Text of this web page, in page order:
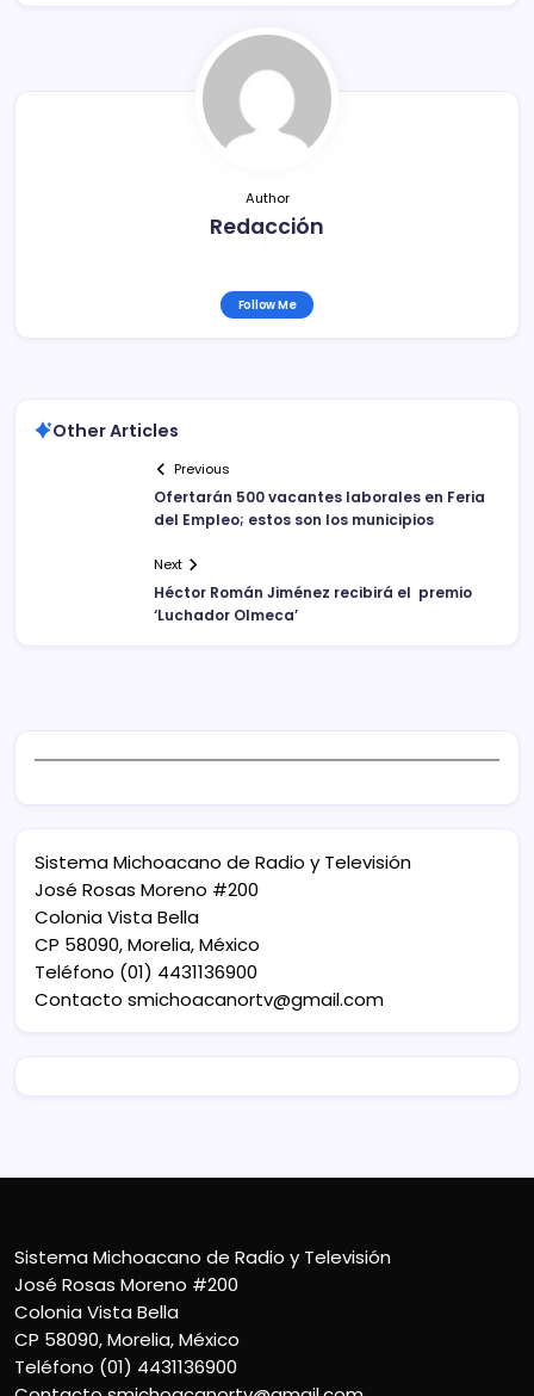
ar
tir
Author
Redacción
Follow Me
Other Articles
Previous
Ofertarán 500 vacantes laborales en Feria
del Empleo; estos son los municipios
Next
Héctor Román Jiménez recibirá el premio
‘Luchador Olmeca’
Sistema Michoacano de Radio y Televisión
José Rosas Moreno #200
Colonia Vista Bella
CP 58090, Morelia, México
Teléfono (01) 4431136900
Contacto smichoacanortv@gmail.com
Sistema Michoacano de Radio y Televisión
José Rosas Moreno #200
Colonia Vista Bella
CP 58090, Morelia, México
Teléfono (01) 4431136900